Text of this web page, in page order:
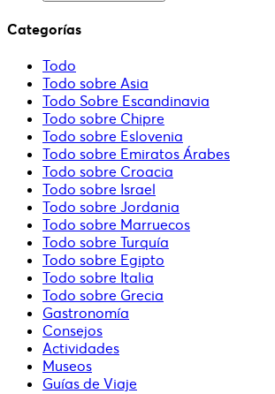
Categorías
Todo
Todo sobre Asia
Todo Sobre Escandinavia
Todo sobre Chipre
Todo sobre Eslovenia
Todo sobre Emiratos Árabes
Todo sobre Croacia
Todo sobre Israel
Todo sobre Jordania
Todo sobre Marruecos
Todo sobre Turquía
Todo sobre Egipto
Todo sobre Italia
Todo sobre Grecia
Gastronomía
Consejos
Actividades
Museos
Guías de Viaje